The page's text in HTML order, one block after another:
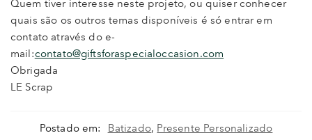
Quem tiver interesse neste projeto, ou quiser conhecer
quais são os outros temas disponíveis é só entrar em
contato através do e-
mail:contato@giftsforaspecialoccasion.com
Obrigada
LE Scrap
Postado em: Batizado, Presente Personalizado